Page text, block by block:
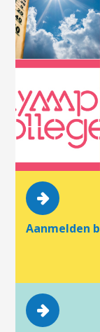
Aanmelden